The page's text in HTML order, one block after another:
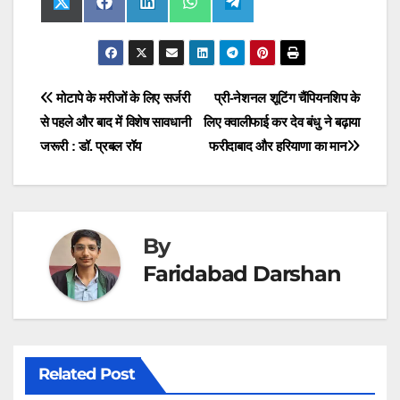
Share
on
X
(
t
e
r
Share
on
F
a
e
b
o
k
Share
on
L
i
n
e
I
n
Share
on
W
h
t
s
Share
on
T
e
l
g
a
m
Post
navigation
प्री-नेशनल शूटिंग चैंपियनशिप के
लिए क्वालीफाई कर देव बंधु ने बढ़ाया
फरीदाबाद और हरियाणा का मान
मोटापे के मरीजों के लिए सर्जरी
से पहले और बाद में विशेष सावधानी
जरूरी : डॉ. प्रबल रॉय
By
Faridabad Darshan
Related Post